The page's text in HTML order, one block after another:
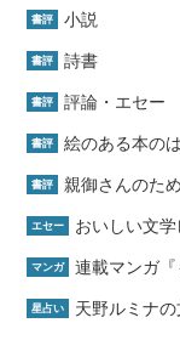
書評 小説
書評 詩書
書評 評論・エセー
書評 絵のある本の
書評 親御さんのた
エセー おいしい文
マンガ 連載マンガ
星占い 天野ルミナ